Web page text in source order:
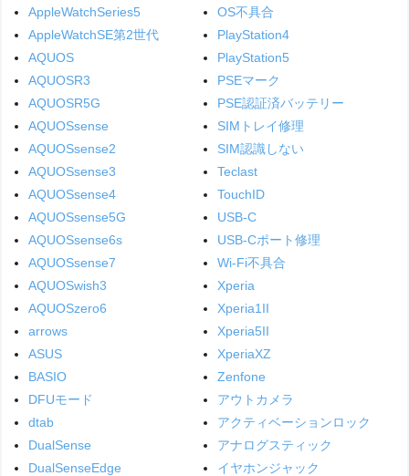
AppleWatchSeries5
AppleWatchSE第2世代
AQUOS
AQUOSR3
AQUOSR5G
AQUOSsense
AQUOSsense2
AQUOSsense3
AQUOSsense4
AQUOSsense5G
AQUOSsense6s
AQUOSsense7
AQUOSwish3
AQUOSzero6
arrows
ASUS
BASIO
DFUモード
dtab
DualSense
DualSenseEdge
OS不具合
PlayStation4
PlayStation5
PSEマーク
PSE認証済バッテリー
SIMトレイ修理
SIM認識しない
Teclast
TouchID
USB-C
USB-Cポート修理
Wi-Fi不具合
Xperia
Xperia1II
Xperia5II
XperiaXZ
Zenfone
アウトカメラ
アクティベーションロック
アナログスティック
イヤホンジャック